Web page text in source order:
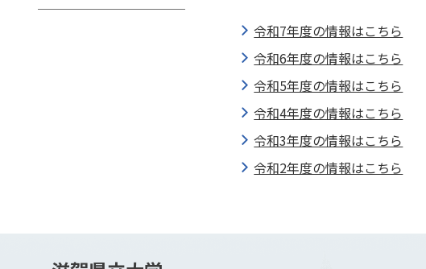
令和7年度の情報はこちら
令和6年度の情報はこちら
令和5年度の情報はこちら
令和4年度の情報はこちら
令和3年度の情報はこちら
令和2年度の情報はこちら